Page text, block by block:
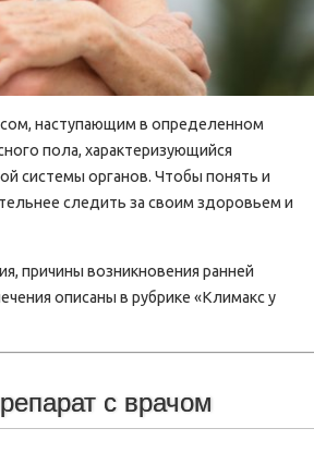
наступающим в определенном
пола, характеризующийся
системы органов. Чтобы понять и
следить за своим здоровьем и
причины возникновения ранней
описаны в рубрике «Климакс у
с врачом